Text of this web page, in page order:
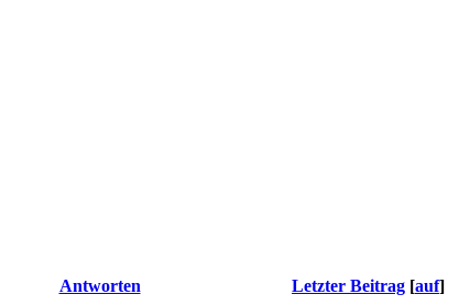
Antworten Letzter Beitrag [auf]